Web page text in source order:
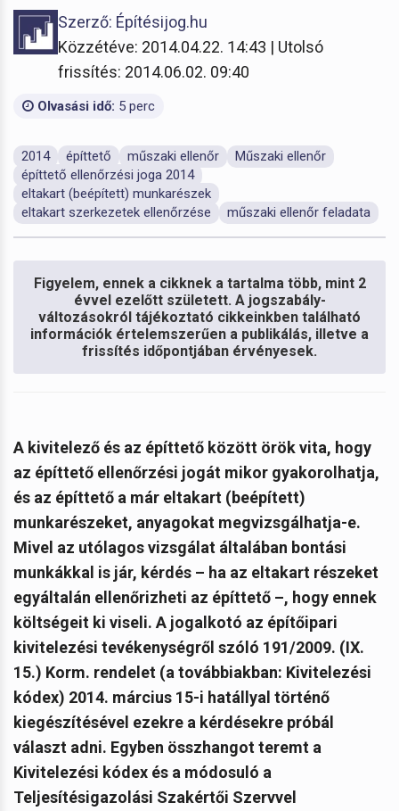
Szerző: Építésijog.hu
Közzétéve: 2014.04.22. 14:43 | Utolsó
frissítés: 2014.06.02. 09:40
Olvasási idő: 5 perc
2014 építtető műszaki ellenőr
Műszaki ellenőr
építtető ellenőrzési joga 2014
eltakart (beépített) munkarészek
eltakart szerkezetek ellenőrzése
műszaki ellenőr feladata
Figyelem, ennek a cikknek a tartalma több, mint 2
évvel ezelőtt született. A jogszabály-
változásokról tájékoztató cikkeinkben található
információk értelemszerűen a publikálás, illetve a
frissítés időpontjában érvényesek.
A kivitelező és az építtető között örök vita, hogy
az építtető ellenőrzési jogát mikor gyakorolhatja,
és az építtető a már eltakart (beépített)
munkarészeket, anyagokat megvizsgálhatja-e.
Mivel az utólagos vizsgálat általában bontási
munkákkal is jár, kérdés – ha az eltakart részeket
egyáltalán ellenőrizheti az építtető –, hogy ennek
költségeit ki viseli. A jogalkotó az építőipari
kivitelezési tevékenységről szóló 191/2009. (IX.
15.) Korm. rendelet (a továbbiakban: Kivitelezési
kódex) 2014. március 15-i hatállyal történő
kiegészítésével ezekre a kérdésekre próbál
választ adni. Egyben összhangot teremt a
Kivitelezési kódex és a módosuló a
Teljesítésigazolási Szakértői Szervvel